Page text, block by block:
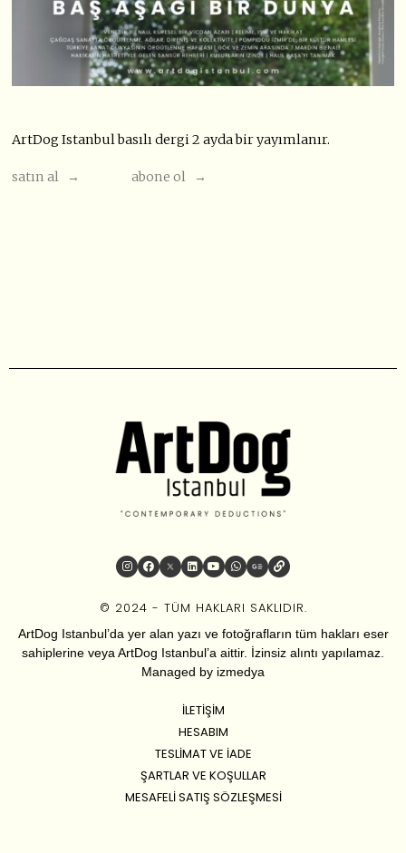
ArtDog Istanbul basılı dergi 2 ayda bir yayımlanır.
satın al → abone ol →
© 2024 - TÜM HAKLARI SAKLIDIR.
ArtDog Istanbul’da yer alan yazı ve fotoğrafların tüm hakları eser
sahiplerine veya ArtDog Istanbul’a aittir. İzinsiz alıntı yapılamaz.
Managed by izmedya
İLETIŞIM
HESABIM
TESLIMAT VE İADE
ŞARTLAR VE KOŞULLAR
MESAFELI SATIŞ SÖZLEŞMESI